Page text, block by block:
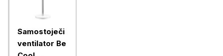
Samostoječi
ventilator Be